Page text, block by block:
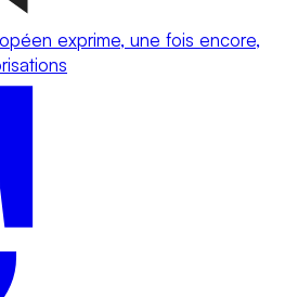
exprime, une fois encore,